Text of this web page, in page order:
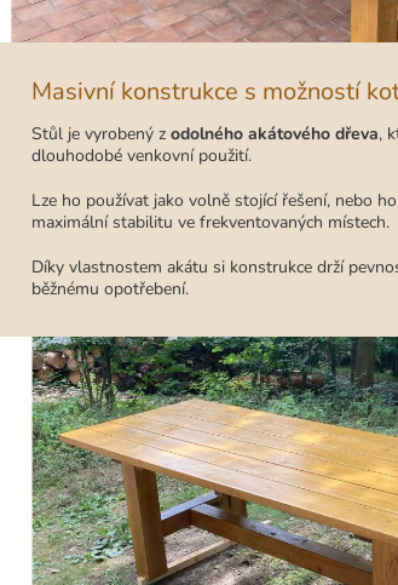
Masivní konstrukce s možností
Stůl je vyrobený z odolného akátového dřeva,
dlouhodobé venkovní použití.
Lze ho používat jako volně stojící řešení, nebo
maximální stabilitu ve frekventovaných místech.
Díky vlastnostem akátu si konstrukce drží
běžnému opotřebení.